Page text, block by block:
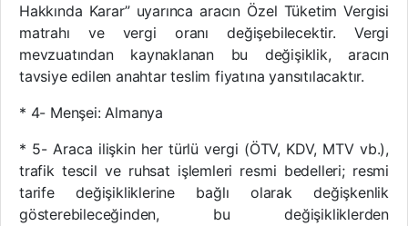
Hakkında Karar” uyarınca aracın Özel Tüketim Vergisi
matrahı ve vergi oranı değişebilecektir. Vergi
mevzuatından kaynaklanan bu değişiklik, aracın
tavsiye edilen anahtar teslim fiyatına yansıtılacaktır.
* 4- Menşei: Almanya
* 5- Araca ilişkin her türlü vergi (ÖTV, KDV, MTV vb.),
trafik tescil ve ruhsat işlemleri resmi bedelleri; resmi
tarife değişikliklerine bağlı olarak değişkenlik
gösterebileceğinden, bu değişikliklerden